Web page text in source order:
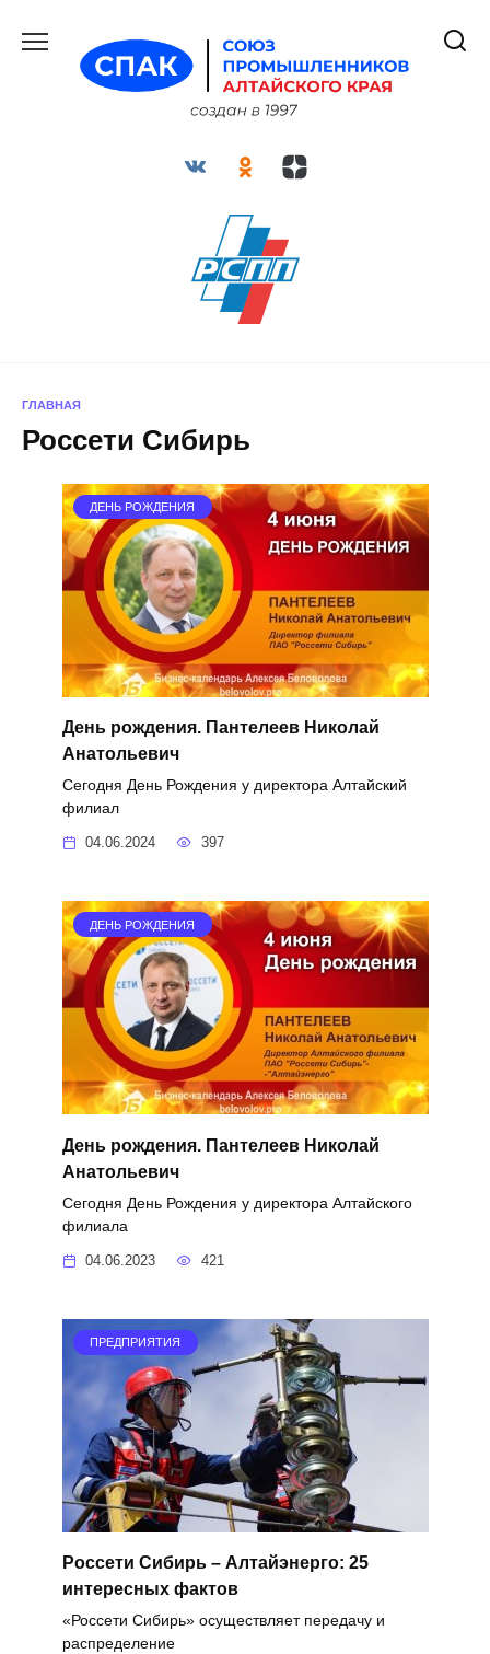
содержанию
ГЛАВНАЯ
Россети Сибирь
ДЕНЬ РОЖДЕНИЯ
День рождения. Пантелеев Николай
Анатольевич
Сегодня День Рождения у директора Алтайский
филиал
04.06.2024 397
ДЕНЬ РОЖДЕНИЯ
День рождения. Пантелеев Николай
Анатольевич
Сегодня День Рождения у директора Алтайского
филиала
04.06.2023 421
ПРЕДПРИЯТИЯ
Россети Сибирь – Алтайэнерго: 25
интересных фактов
«Россети Сибирь» осуществляет передачу и
распределение